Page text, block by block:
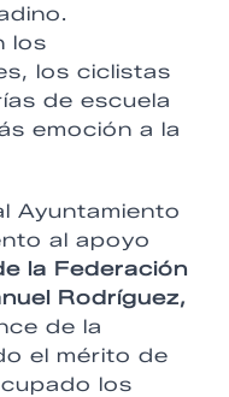
los
los ciclistas
de escuela
emoción a la
Ayuntamiento
al apoyo
la Federación
Rodríguez,
de la
el mérito de
los